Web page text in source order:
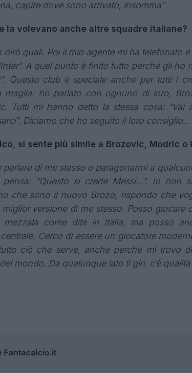
capire dove sono arrivato, insomma".
la volevano anche altre squadre italiane?
dirò quali. Poi il mio agente mi ha telefonato e
A quel punto è finito tutto perché gli ho
Questo club è speciale anche per tutti i
maglia: ho parlato con ognuno di loro,
Tutti mi hanno detto la stessa cosa: “Vai
Diciamo che ho seguito il loro
si sente più simile a Brozovic, Modric o
parlare di me stesso o paragonarmi a
pensa: “Questo si crede Messi…”. Io non
che sono il nuovo Brozo, rispondo che
miglior versione di me stesso. Posso giocare
come dite in Italia, ma posso
Cerco di essere un giocatore
ciò che serve, anche perché mi trovo
mondo. Da qualunque lato ti giri, c’è
Fantacalcio.it